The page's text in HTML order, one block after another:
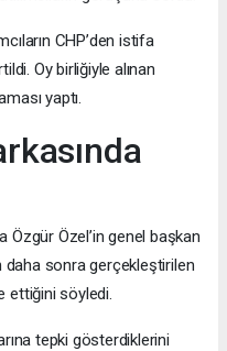
CHP’den istifa
Oy birliğiyle alınan
yaptı.
Özgür Özel’in genel başkan
daha sonra gerçekleştirilen
ettiğini söyledi.
tepki gösterdiklerini